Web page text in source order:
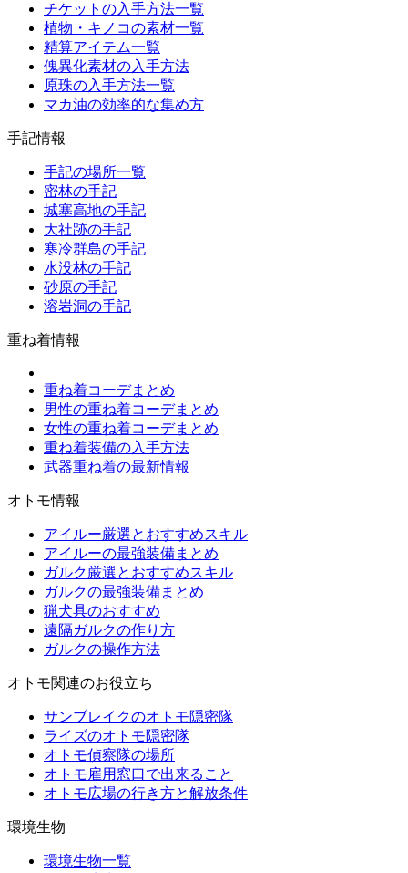
チケットの入手方法一覧
植物・キノコの素材一覧
精算アイテム一覧
傀異化素材の入手方法
原珠の入手方法一覧
マカ油の効率的な集め方
手記情報
手記の場所一覧
密林の手記
城塞高地の手記
大社跡の手記
寒冷群島の手記
水没林の手記
砂原の手記
溶岩洞の手記
重ね着情報
重ね着コーデまとめ
男性の重ね着コーデまとめ
女性の重ね着コーデまとめ
重ね着装備の入手方法
武器重ね着の最新情報
オトモ情報
アイルー厳選とおすすめスキル
アイルーの最強装備まとめ
ガルク厳選とおすすめスキル
ガルクの最強装備まとめ
猟犬具のおすすめ
遠隔ガルクの作り方
ガルクの操作方法
オトモ関連のお役立ち
サンブレイクのオトモ隠密隊
ライズのオトモ隠密隊
オトモ偵察隊の場所
オトモ雇用窓口で出来ること
オトモ広場の行き方と解放条件
環境生物
環境生物一覧